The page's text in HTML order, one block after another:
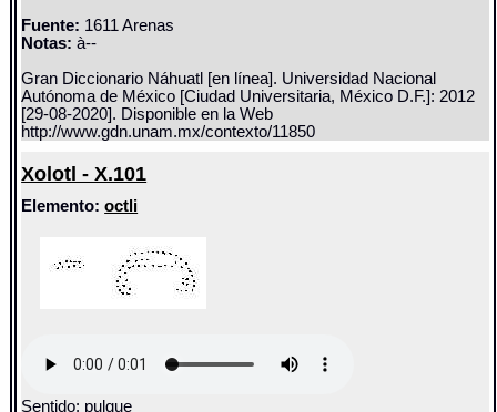
Fuente: 1611 Arenas
Notas: à--
Gran Diccionario Náhuatl [en línea]. Universidad Nacional
Autónoma de México [Ciudad Universitaria, México D.F.]: 2012
[29-08-2020]. Disponible en la Web
http://www.gdn.unam.mx/contexto/11850
Xolotl - X.101
Elemento:octli
Sentido: pulque